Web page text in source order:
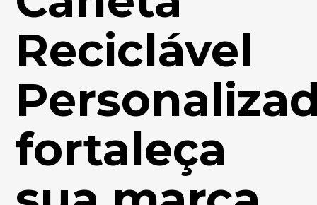
Reciclável
fortaleça